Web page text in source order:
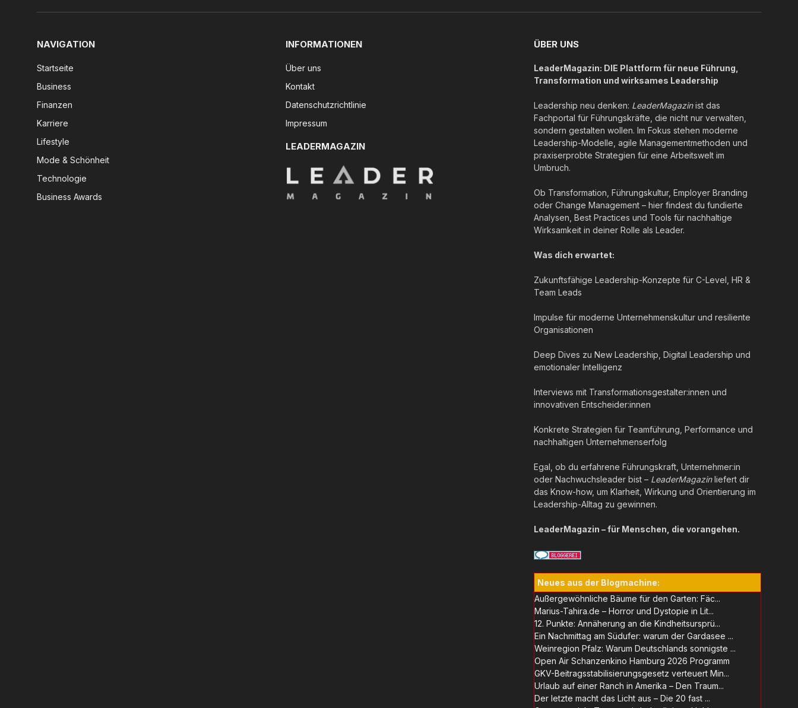
NAVIGATION
Startseite
Business
Finanzen
Karriere
Lifestyle
Mode & Schönheit
Technologie
Business Awards
INFORMATIONEN
Über uns
Kontakt
Datenschutzrichtlinie
Impressum
LEADERMAGAZIN
ÜBER UNS
LeaderMagazin: DIE Plattform für neue Führung,
Transformation und wirksames Leadership
Leadership neu denken: LeaderMagazinist das
Fachportal für Führungskräfte, die nicht nur verwalten,
sondern gestalten wollen. Im Fokus stehen moderne
Leadership-Modelle, agile Managementmethoden und
praxiserprobte Strategien für eine Arbeitswelt im
Umbruch.
Ob Transformation, Führungskultur, Employer Branding
oder Change Management – hier findest du fundierte
Analysen, Best Practices und Tools für nachhaltige
Wirksamkeit in deiner Rolle als Leader.
Was dich erwartet:
Zukunftsfähige Leadership-Konzepte für C-Level, HR &
Team Leads
Impulse für moderne Unternehmenskultur und resiliente
Organisationen
Deep Dives zu New Leadership, Digital Leadership und
emotionaler Intelligenz
Interviews mit Transformationsgestalter:innen und
innovativen Entscheider:innen
Konkrete Strategien für Teamführung, Performance und
nachhaltigen Unternehmenserfolg
Egal, ob du erfahrene Führungskraft, Unternehmer:in
oder Nachwuchsleader bist – LeaderMagazinliefert dir
das Know-how, um Klarheit, Wirkung und Orientierung im
Leadership-Alltag zu gewinnen.
LeaderMagazin – für Menschen, die vorangehen.
Neues aus der Blogmachine:
Außergewöhnliche Bäume für den Garten: Fäc...
Marius-Tahira.de – Horror und Dystopie in Lit...
12. Punkte: Annäherung an die Kindheitsursprü...
Ein Nachmittag am Südufer: warum der Gardasee ...
Weinregion Pfalz: Warum Deutschlands sonnigste ...
Open Air Schanzenkino Hamburg 2026 Programm
GKV-Beitragsstabilisierungsgesetz verteuert Min...
Urlaub auf einer Ranch in Amerika – Den Traum...
Der letzte macht das Licht aus – Die 20 fast ...